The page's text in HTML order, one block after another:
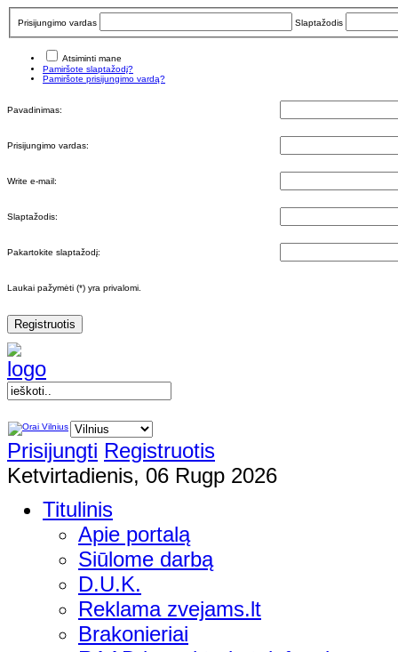
Prisijungimo vardas Slaptažodis
Atsiminti mane
Pamiršote slaptažodį?
Pamiršote prisijungimo vardą?
Pavadinimas:
Prisijungimo vardas:
Write e-mail:
Slaptažodis:
Pakartokite slaptažodį:
Laukai pažymėti (*) yra privalomi.
Registruotis
Prisijungti Registruotis
Ketvirtadienis, 06 Rugp 2026
Titulinis
Apie portalą
Siūlome darbą
D.U.K.
Reklama zvejams.lt
Brakonieriai